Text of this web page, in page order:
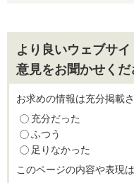
より良いウェブサ
意見をお聞かせくだ
お求めの情報は充分掲載
充分だった
ふつう
足りなかった
このページの内容や表現